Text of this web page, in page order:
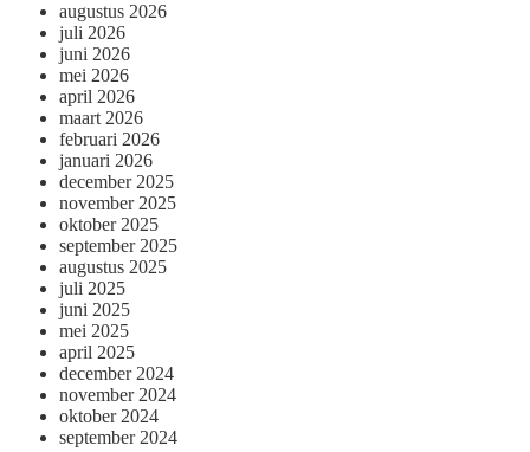
augustus 2026
juli 2026
juni 2026
mei 2026
april 2026
maart 2026
februari 2026
januari 2026
december 2025
november 2025
oktober 2025
september 2025
augustus 2025
juli 2025
juni 2025
mei 2025
april 2025
december 2024
november 2024
oktober 2024
september 2024